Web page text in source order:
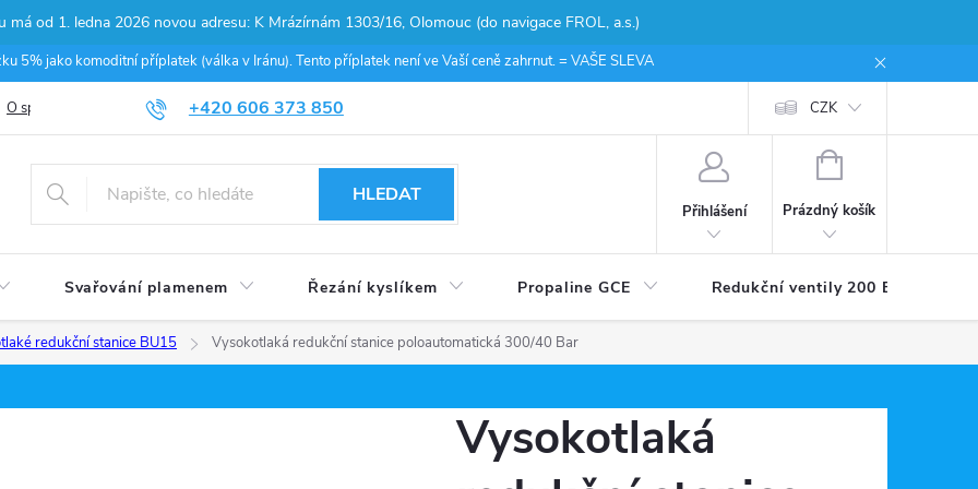
má od 1. ledna 2026 novou adresu: K Mrázírnám 1303/16, Olomouc (do navigace FROL, a.s.)
5% jako komoditní příplatek (válka v Iránu). Tento příplatek není ve Vaší ceně zahrnut. = VAŠE SLEVA
+420 606 373 850
O společnosti Podmínky ochrany osobních údajů CZK
HLEDAT
Přihlášení
NÁKUPNÍ
Prázdný košík
Svařování plamenem Řezání kyslíkem Propaline GCE Redukční ventily 200 Bar
redukční stanice BU15 Vysokotlaká redukční stanice poloautomatická 300/40 Bar
Vysokotlaká